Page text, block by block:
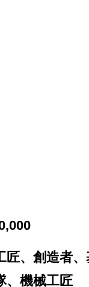
、創造者
、機械工匠